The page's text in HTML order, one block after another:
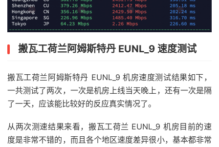
搬瓦工荷兰阿姆斯特丹 EUNL_9 速度测试
搬瓦工荷兰阿姆斯特丹 EUNL_9 机房速度测试结果如下，
一共测试了两次，一次是机房上线当天晚上，还有一次是隔
了一天，应该能比较好的反应真实情况了。
从两次测速结果来看，搬瓦工荷兰 EUNL_9 机房目前的速
度是非常不错的，而且各个地区速度差异很小，基本都非常